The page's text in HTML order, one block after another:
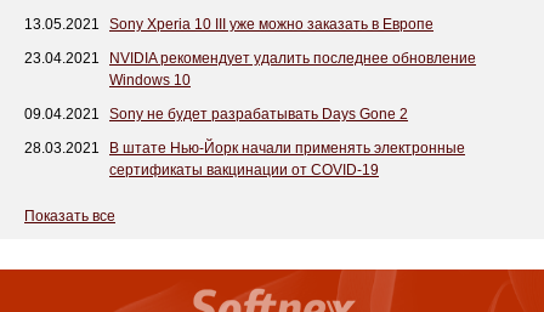
13.05.2021
Sony Xperia 10 III уже можно заказать в Европе
23.04.2021
NVIDIA рекомендует удалить последнее обновление
Windows 10
09.04.2021
Sony не будет разрабатывать Days Gone 2
28.03.2021
В штате Нью-Йорк начали применять электронные
сертификаты вакцинации от COVID-19
Показать все